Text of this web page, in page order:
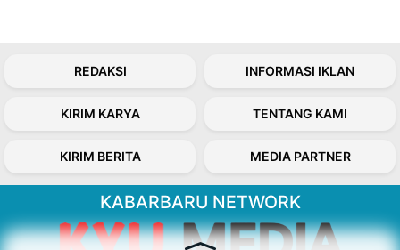
REDAKSI INFORMASI IKLAN
KIRIM KARYA TENTANG KAMI
KIRIM BERITA MEDIA PARTNER
KABARBARU NETWORK